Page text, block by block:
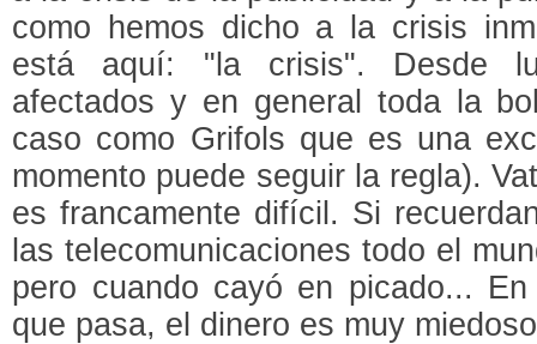
como hemos dicho a la crisis
está aquí: "la crisis". Desde
afectados y en general toda la
caso como Grifols que es una
momento puede seguir la regla).
es francamente difícil. Si
las telecomunicaciones todo el
pero cuando cayó en picado...
que pasa, el dinero es muy